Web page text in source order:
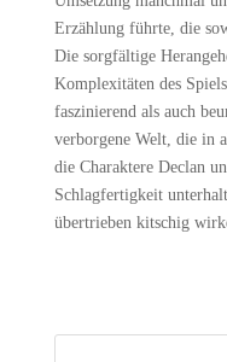
Erzählung führte, die
Die sorgfältige
Komplexitäten des
faszinierend als auch
verborgene Welt, die in
die Charaktere Declan
Schlagfertigkeit
übertrieben kitschig